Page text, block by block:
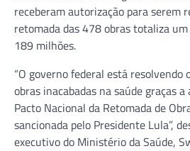
receberam autorização para serem
retomada das 478 obras totaliza
189 milhões.
“O governo federal está resolvendo
obras inacabadas na saúde graças a
Pacto Nacional da Retomada de
sancionada pelo Presidente Lula”,
executivo do Ministério da Saúde,